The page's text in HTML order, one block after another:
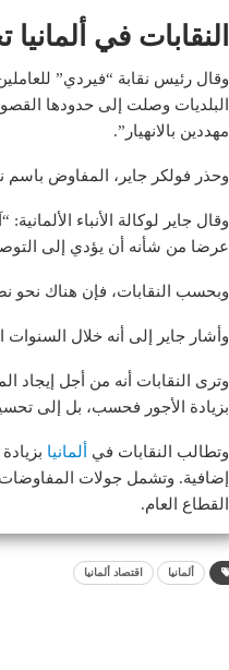
النقابات في
وقال رئيس نقابة “فيردي”
البلديات وصلت إلى حدودها
مهددين بالانهيار”.
وحذر فولكر جاير، المفاوض
وقال جاير لوكالة الأنباء
عرضا من شأنه أن يؤدي إلى
وبحسب النقابات، فإن هناك نحو
وأشار جاير إلى أنه خلال السنوات العشر
وترى النقابات أنه من أجل إيجاد
بزيادة الأجور فحسب، بل إلى
وتطالب النقابات في ألمانيا
القطاع العام.
ألمانيا اقتصاد ألمانيا